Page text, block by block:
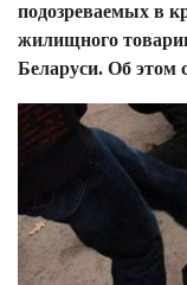
подозреваемых в
жилищного
Беларуси. Об этом